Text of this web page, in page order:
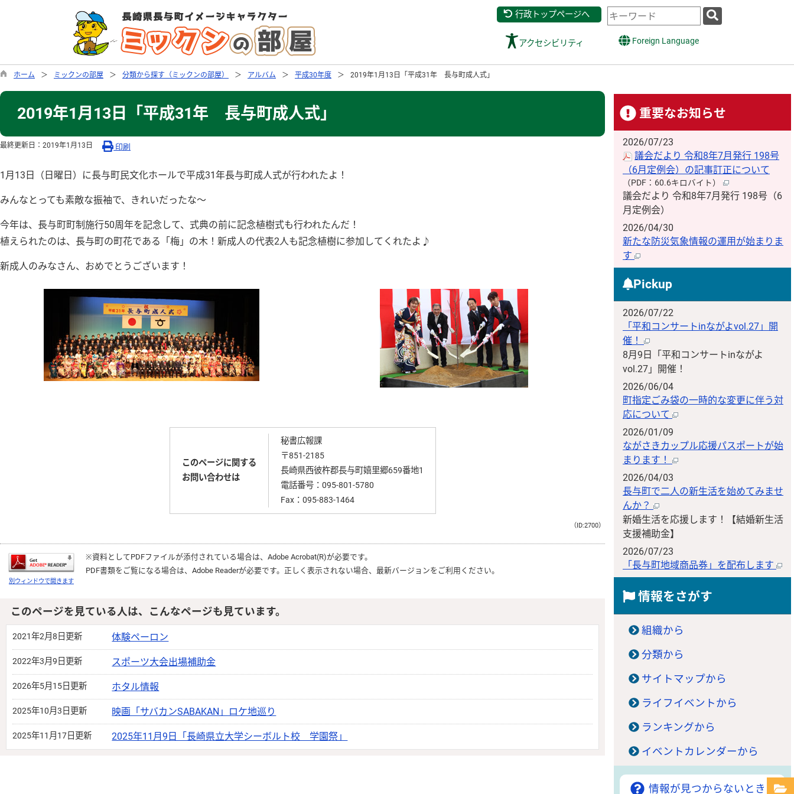
行政トップページへ
検
索
ワ
アクセシビリティ Foreign Language
ホーム ミックンの部屋 分類から探す（ミックンの部屋） アルバム 平成30年度 2019年1月13日「平成31年 長与町成人式」
2019年1月13日「平成31年 長与町成人式」
最終更新日： 2019年1月13日 印刷
1月13日（日曜日）に長与町民文化ホールで平成31年長与町成人式が行われたよ！
みんなとっても素敵な振袖で、きれいだったな～
今年は、長与町町制施行50周年を記念して、式典の前に記念植樹式も行われたんだ！
植えられたのは、長与町の町花である「梅」の木！新成人の代表2人も記念植樹に参加してくれたよ♪
新成人のみなさん、おめでとうございます！
このページに関する
お問い合わせは
秘書広報課
〒851-2185
長崎県西彼杵郡長与町嬉里郷659番地1
電話番号： 095-801-5780
Fax：095-883-1464
（ID:2700）
別ウィンドウで開きます
※資料としてPDFファイルが添付されている場合は、 Adobe Acrobat(R)が必要です。
PDF書類をご覧になる場合は、 Adobe Readerが必要です。正しく表示されない場合、最新バージョンをご利用ください。
このページを見ている人は、こんなページも見ています。
2021年2月8日更新 体験ペーロン
2022年3月9日更新 スポーツ大会出場補助金
2026年5月15日更新 ホタル情報
2025年10月3日更新 映画「サバカンSABAKAN」ロケ地巡り
2025年11月17日更新 2025年11月9日「長崎県立大学シーボルト校 学園祭」
重要なお知らせ
2026/07/23
議会だより 令和8年7月発行 198号
（6月定例会）の記事訂正について
（PDF：60.6キロバイト）
議会だより 令和8年7月発行 198号（6
月定例会）
2026/04/30
新たな防災気象情報の運用が始まりま
す
Pickup
2026/07/22
「平和コンサートinながよvol.27」開
催！
8月9日「平和コンサートinながよ
vol.27」開催！
2026/06/04
町指定ごみ袋の一時的な変更に伴う対
応について
2026/01/09
ながさきカップル応援パスポートが始
まります！
2026/04/03
長与町で二人の新生活を始めてみませ
んか？
新婚生活を応援します！【結婚新生活
支援補助金】
2026/07/23
「長与町地域商品券」を配布します
情報をさがす
組織から
分類から
サイトマップから
ライフイベントから
ランキングから
イベントカレンダーから
情報が見つからないときは